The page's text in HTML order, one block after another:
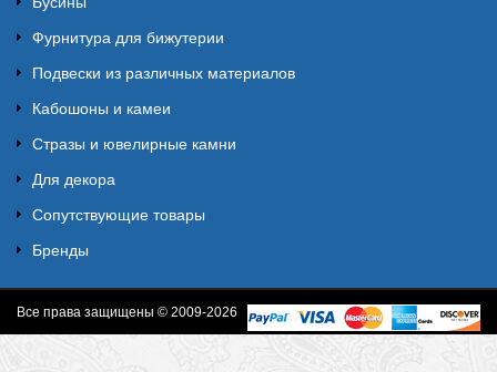
Фурнитура для бижутерии
Подвески из различных материалов
Кабошоны и камеи
Стразы и ювелирные камни
Для декора
Сопутствующие товары
Бренды
Все права защищены © 2009-2026